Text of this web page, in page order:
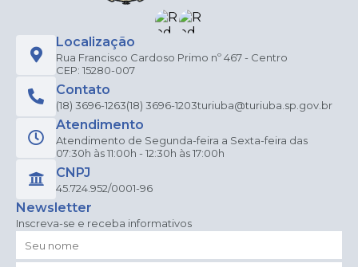
Localização
Rua Francisco Cardoso Primo nº 467 - Centro
CEP: 15280-007
Contato
(18) 3696-1263(18) 3696-1203turiuba@turiuba.sp.gov.br
Atendimento
Atendimento de Segunda-feira a Sexta-feira das
07:30h às 11:00h - 12:30h às 17:00h
CNPJ
45.724.952/0001-96
Newsletter
Inscreva-se e receba informativos